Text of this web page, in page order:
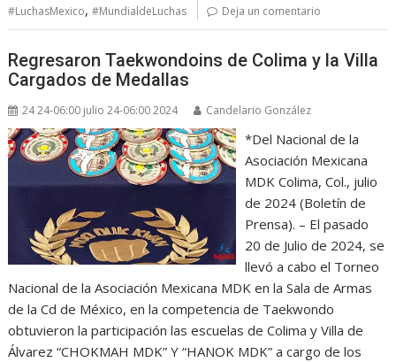
#LuchasMexico,#MundialdeLuchas Deja un comentario
Regresaron Taekwondoins de Colima y la Villa
Cargados de Medallas
24 24-06:00 julio 24-06:00 2024 Candelario González
*Del Nacional de la
Asociación Mexicana
MDK Colima, Col., julio
de 2024 (Boletín de
Prensa). – El pasado
20 de Julio de 2024, se
llevó a cabo el Torneo
Nacional de la Asociación Mexicana MDK en la Sala de Armas
de la Cd de México, en la competencia de Taekwondo
obtuvieron la participación las escuelas de Colima y Villa de
Álvarez “CHOKMAH MDK” Y “HANOK MDK” a cargo de los